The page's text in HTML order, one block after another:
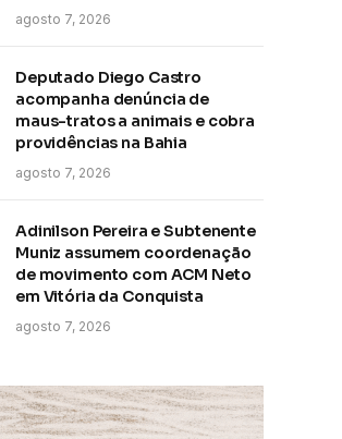
agosto 7, 2026
Deputado Diego Castro
acompanha denúncia de
maus-tratos a animais e cobra
providências na Bahia
agosto 7, 2026
Adinilson Pereira e Subtenente
Muniz assumem coordenação
de movimento com ACM Neto
em Vitória da Conquista
agosto 7, 2026